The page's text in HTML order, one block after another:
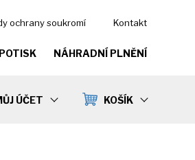
ochrany soukromí Kontakt
NÁHRADNÍ PLNĚNÍ
KOŠÍK
ÚČET